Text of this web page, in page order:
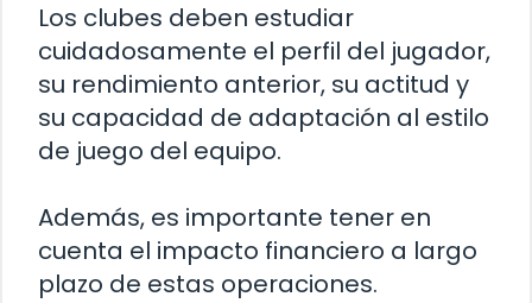
Los clubes deben estudiar
cuidadosamente el perfil del jugador,
su rendimiento anterior, su actitud y
su capacidad de adaptación al estilo
de juego del equipo.
Además, es importante tener en
cuenta el impacto financiero a largo
plazo de estas operaciones.